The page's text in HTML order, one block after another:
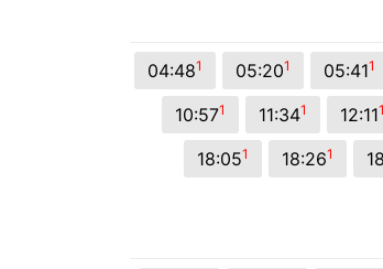
04:481 05:201 05:411
10:571 11:341 12:111
18:051 18:261